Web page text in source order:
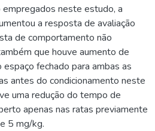
neste estudo, a
a resposta de avaliação
de comportamento não
que houve aumento de
fechado para ambas as
antes do condicionamento neste
uma redução do tempo de
apenas nas ratas previamente
5 mg/kg.